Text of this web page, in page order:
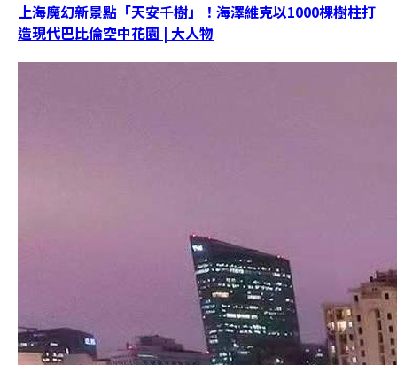
上海魔幻新景點「天安千樹」！海澤維克以1000棵樹柱打
造現代巴比倫空中花園 | 大人物